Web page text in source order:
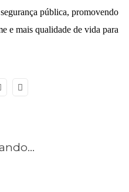
pública, promovendo
e mais qualidade de vida para